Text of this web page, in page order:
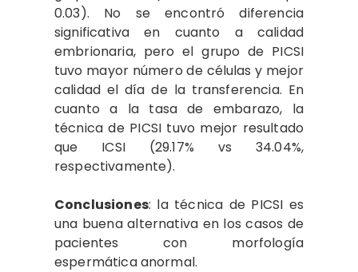
0.03). No se encontró diferencia
significativa en cuanto a calidad
embrionaria, pero el grupo de PICSI
tuvo mayor número de células y mejor
calidad el día de la transferencia. En
cuanto a la tasa de embarazo, la
técnica de PICSI tuvo mejor resultado
que ICSI (29.17% vs 34.04%,
respectivamente).
Conclusiones: la técnica de PICSI es
una buena alternativa en los casos de
pacientes con morfología
espermática anormal.